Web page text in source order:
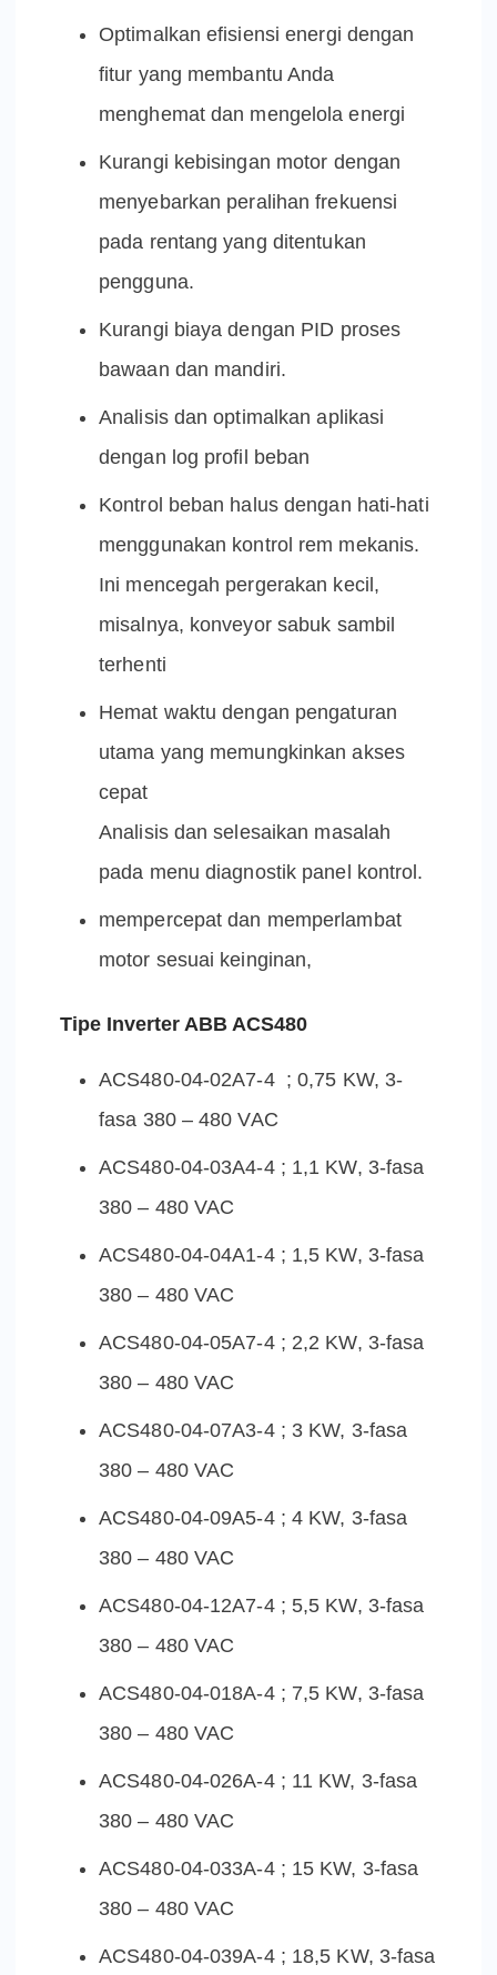
Optimalkan efisiensi energi dengan
fitur yang membantu Anda
menghemat dan mengelola energi
Kurangi kebisingan motor dengan
menyebarkan peralihan frekuensi
pada rentang yang ditentukan
pengguna.
Kurangi biaya dengan PID proses
bawaan dan mandiri.
Analisis dan optimalkan aplikasi
dengan log profil beban
Kontrol beban halus dengan hati-hati
menggunakan kontrol rem mekanis.
Ini mencegah pergerakan kecil,
misalnya, konveyor sabuk sambil
terhenti
Hemat waktu dengan pengaturan
utama yang memungkinkan akses
cepat
Analisis dan selesaikan masalah
pada menu diagnostik panel kontrol.
mempercepat dan memperlambat
motor sesuai keinginan,
Tipe Inverter ABB ACS480
ACS480-04-02A7-4 ; 0,75 KW, 3-
fasa 380 – 480 VAC
ACS480-04-03A4-4 ; 1,1 KW, 3-fasa
380 – 480 VAC
ACS480-04-04A1-4 ; 1,5 KW, 3-fasa
380 – 480 VAC
ACS480-04-05A7-4 ; 2,2 KW, 3-fasa
380 – 480 VAC
ACS480-04-07A3-4 ; 3 KW, 3-fasa
380 – 480 VAC
ACS480-04-09A5-4 ; 4 KW, 3-fasa
380 – 480 VAC
ACS480-04-12A7-4 ; 5,5 KW, 3-fasa
380 – 480 VAC
ACS480-04-018A-4 ; 7,5 KW, 3-fasa
380 – 480 VAC
ACS480-04-026A-4 ; 11 KW, 3-fasa
380 – 480 VAC
ACS480-04-033A-4 ; 15 KW, 3-fasa
380 – 480 VAC
ACS480-04-039A-4 ; 18,5 KW, 3-fasa